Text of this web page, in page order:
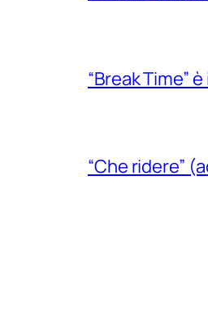
“Break Time”
“Che ridere”